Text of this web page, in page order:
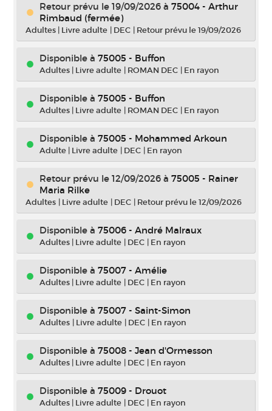
Retour prévu le 19/09/2026 à 75004 - Arthur
Rimbaud (fermée)
Adultes | Livre adulte | DEC | Retour prévu le 19/09/2026
Disponible à 75005 - Buffon
Adultes | Livre adulte | ROMAN DEC | En rayon
Disponible à 75005 - Buffon
Adultes | Livre adulte | ROMAN DEC | En rayon
Disponible à 75005 - Mohammed Arkoun
Adulte | Livre adulte | DEC | En rayon
Retour prévu le 12/09/2026 à 75005 - Rainer
Maria Rilke
Adultes | Livre adulte | DEC | Retour prévu le 12/09/2026
Disponible à 75006 - André Malraux
Adultes | Livre adulte | DEC | En rayon
Disponible à 75007 - Amélie
Adultes | Livre adulte | DEC | En rayon
Disponible à 75007 - Saint-Simon
Adultes | Livre adulte | DEC | En rayon
Disponible à 75008 - Jean d'Ormesson
Adultes | Livre adulte | DEC | En rayon
Disponible à 75009 - Drouot
Adultes | Livre adulte | DEC | En rayon